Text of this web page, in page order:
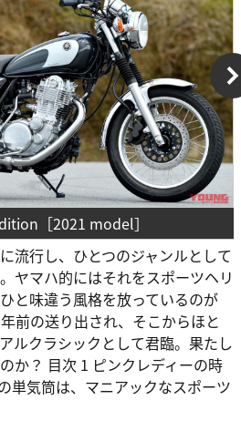
［2021 model］
流行し、ひとつのジャンルとして
ヤマハ的にはそれをスポーツヘリ
と味違う風格を放っているのが
前の送り出され、そこからほと
ルクラシックとして君臨。果たし
か？ 目次 1 ピンクレディーの時
単気筒は、マニアックなスポーツ